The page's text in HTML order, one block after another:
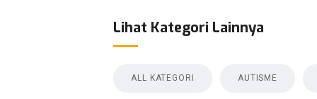
Lihat Kategori Lainnya
ALL KATEGORI AUTISME